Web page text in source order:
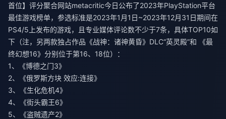
首位】评分聚合网站metacritic今日公布了2023年PlayStation平台
最佳游戏榜单，参选标准是2023年1月1日~2023年12月31日期间在
PS4/5上发布的游戏，且专业媒体评论数不少于7条，具体TOP10如
下（注，另两款独占作品《战神：诸神黄昏》DLC“英灵殿”和 《最
终幻想16》分别位于第16、18位）：
1、《博德之门3》
2、《俄罗斯方块 效应:连接》
3、《生化危机4》
4、《街头霸王6》
5、《盗贼遗产2》